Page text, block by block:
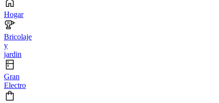
Hogar
Bricolaje
y
jardin
Gran
Electro